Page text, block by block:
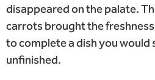
disappeared on the palate.
carrots brought the
to complete a dish you would
unfinished.